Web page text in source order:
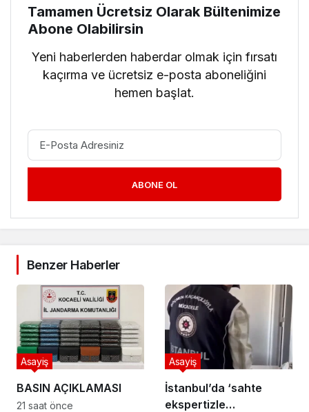
Tamamen Ücretsiz Olarak Bültenimize
Abone Olabilirsin
Yeni haberlerden haberdar olmak için fırsatı
kaçırma ve ücretsiz e-posta aboneliğini
hemen başlat.
ABONE OL
Benzer Haberler
BASIN AÇIKLAMASI
Asayiş
21 saat önce
İstanbul’da ‘sahte
ekspertizle
Asayiş